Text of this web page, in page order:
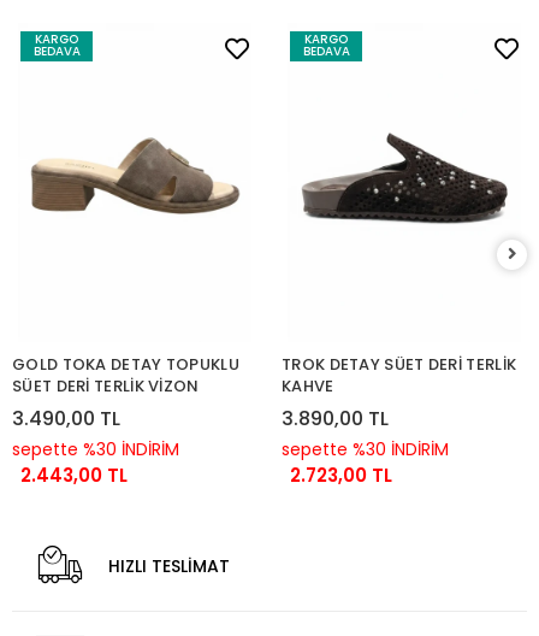
KARGO
BEDAVA
GOLD TOKA DETAY TOPUKLU
SÜET DERİ TERLİK VİZON
3.490,00 TL
sepette %30 İNDİRİM
2.443,00 TL
KARGO
BEDAVA
TROK DETAY SÜET DERİ TERLİK
KAHVE
3.890,00 TL
sepette %30 İNDİRİM
2.723,00 TL
HIZLI TESLİMAT